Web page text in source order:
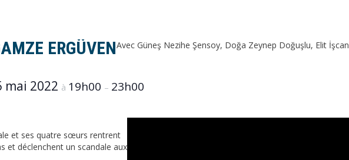
ERGÜVENAvec Güneş Nezihe Şensoy, Doğa Zeynep Doğuşlu, Elit İşcan
mai 2022 à 19h00 – 23h00
et ses quatre sœurs rentrent
et déclenchent un scandale aux